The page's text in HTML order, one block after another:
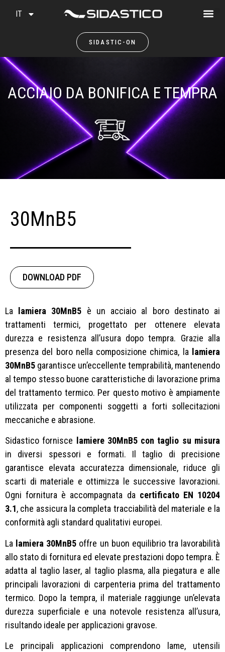
SIDASTIC-ON
IT
ACCIAIO DA BONIFICA E TEMPRA
30MnB5
DOWNLOAD PDF
La lamiera 30MnB5 è un acciaio al boro destinato ai
trattamenti termici, progettato per ottenere elevata
durezza e resistenza all’usura dopo tempra. Grazie alla
presenza del boro nella composizione chimica, la
lamiera
30MnB5 garantisce un’eccellente temprabilità, mantenendo
al tempo stesso buone caratteristiche di lavorazione prima
del trattamento termico. Per questo motivo è ampiamente
utilizzata per componenti soggetti a forti sollecitazioni
meccaniche e abrasione.
Sidastico fornisce
lamiere 30MnB5 con taglio su misura
in diversi spessori e formati. Il taglio di precisione
garantisce elevata accuratezza dimensionale, riduce gli
scarti di materiale e ottimizza le successive lavorazioni.
Ogni fornitura è accompagnata da certificato EN 10204
3.1, che assicura la completa tracciabilità del materiale e la
conformità agli standard qualitativi europei.
La lamiera 30MnB5 offre un buon equilibrio tra lavorabilità
allo stato di fornitura ed elevate prestazioni dopo tempra. È
adatta al taglio laser, al taglio plasma, alla piegatura e alle
principali lavorazioni di carpenteria prima del trattamento
termico. Dopo la tempra, il materiale raggiunge un’elevata
durezza superficiale e una notevole resistenza all’usura,
risultando ideale per applicazioni gravose.
Le principali applicazioni comprendono lame, utensili